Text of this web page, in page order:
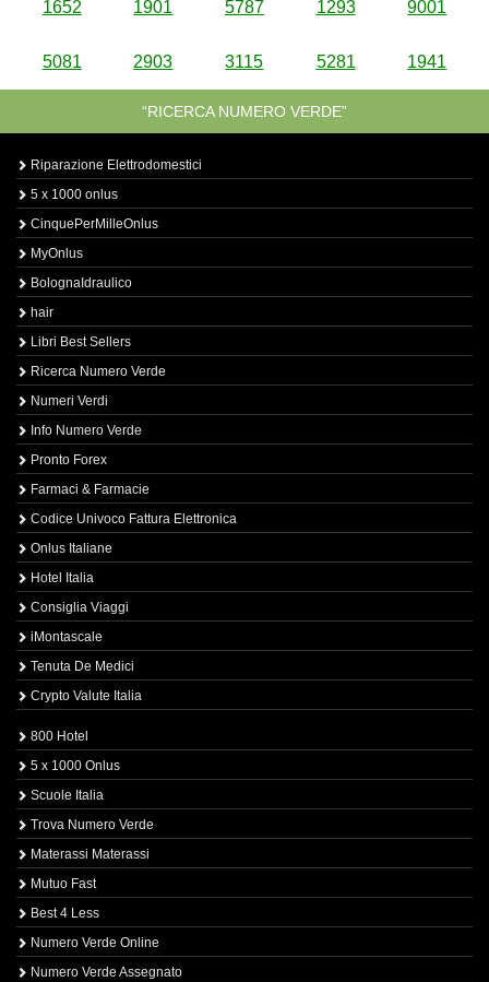
1652 1901 5787 1293 9001
5081 2903 3115 5281 1941
“RICERCA NUMERO VERDE”
Riparazione Elettrodomestici
5 x 1000 onlus
CinquePerMilleOnlus
MyOnlus
BolognaIdraulico
hair
Libri Best Sellers
Ricerca Numero Verde
Numeri Verdi
Info Numero Verde
Pronto Forex
Farmaci & Farmacie
Codice Univoco Fattura Elettronica
Onlus Italiane
Hotel Italia
Consiglia Viaggi
iMontascale
Tenuta De Medici
Crypto Valute Italia
800 Hotel
5 x 1000 Onlus
Scuole Italia
Trova Numero Verde
Materassi Materassi
Mutuo Fast
Best 4 Less
Numero Verde Online
Numero Verde Assegnato